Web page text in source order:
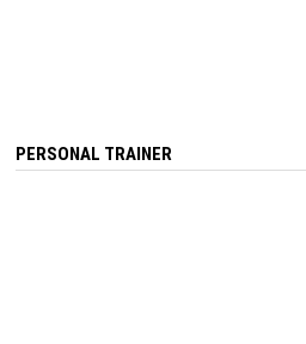
PERSONAL TRAINER